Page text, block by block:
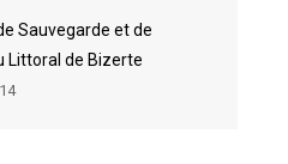
Sauvegarde et de
Littoral de Bizerte